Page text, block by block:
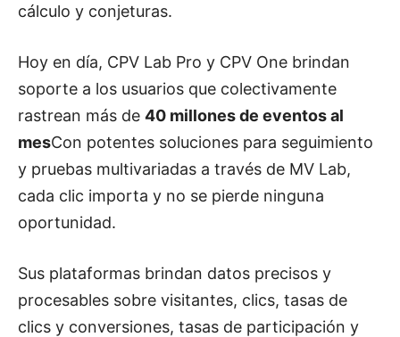
cálculo y conjeturas.
Hoy en día, CPV Lab Pro y CPV One brindan
soporte a los usuarios que colectivamente
rastrean más de 40 millones de eventos al
mesCon potentes soluciones para seguimiento
y pruebas multivariadas a través de MV Lab,
cada clic importa y no se pierde ninguna
oportunidad.
Sus plataformas brindan datos precisos y
procesables sobre visitantes, clics, tasas de
clics y conversiones, tasas de participación y